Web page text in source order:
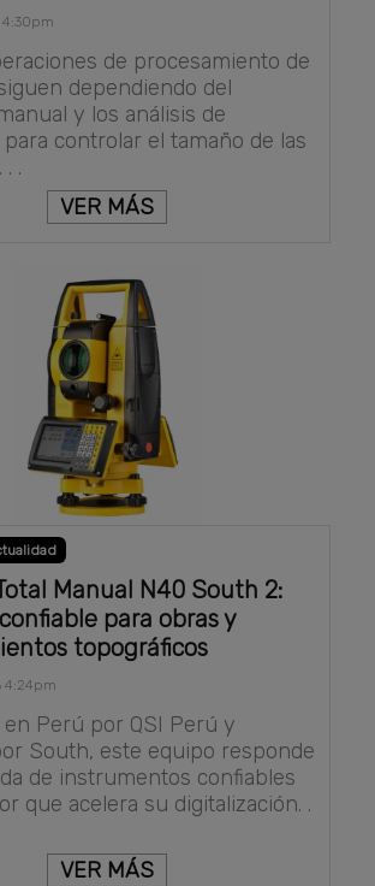
de procesamiento de
dependiendo del
y los análisis de
controlar el tamaño de las
.
VER MÁS
Manual N40 South 2:
para obras y
topográficos
Perú por QSI Perú y
South, este equipo responde
de instrumentos confiables
que acelera su digitalización. .
VER MÁS